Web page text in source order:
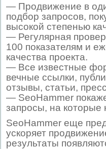
— Продвижение в
подбор запросов,
высокой степенью
— Регулярная
100 показателям и
качества проекта.
— Все известные
вечные ссылки,
отзывы, статьи,
— SeoHammer
запросы, на которые
SeoHammer еще
ускоряет
результаты